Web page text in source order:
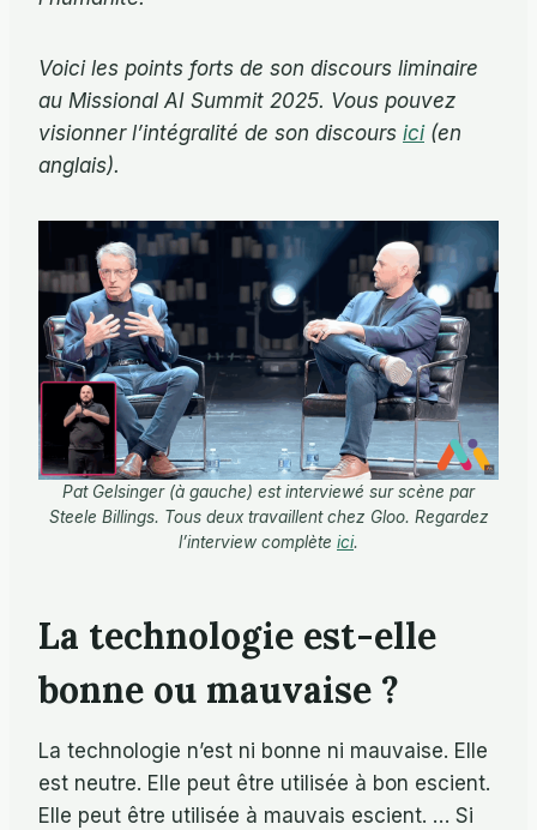
Voici les points forts de son discours liminaire
au Missional AI Summit 2025. Vous pouvez
visionner l’intégralité de son discours ici(en
anglais).
Pat Gelsinger (à gauche) est interviewé sur scène par
Steele Billings. Tous deux travaillent chez Gloo. Regardez
l’interview complète ici.
La technologie est-elle
bonne ou mauvaise ?
La technologie n’est ni bonne ni mauvaise. Elle
est neutre. Elle peut être utilisée à bon escient.
Elle peut être utilisée à mauvais escient. … Si